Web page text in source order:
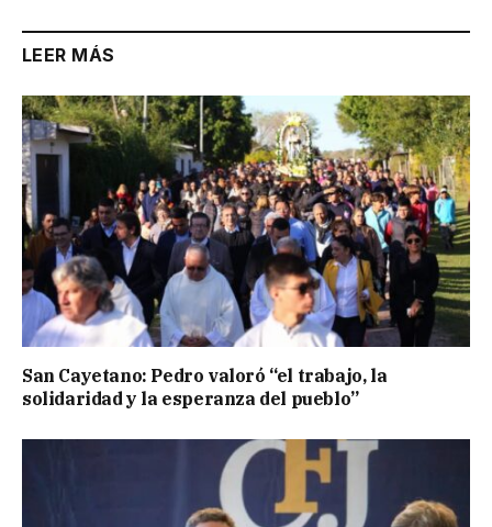
LEER MÁS
San Cayetano: Pedro valoró “el trabajo, la
solidaridad y la esperanza del pueblo”